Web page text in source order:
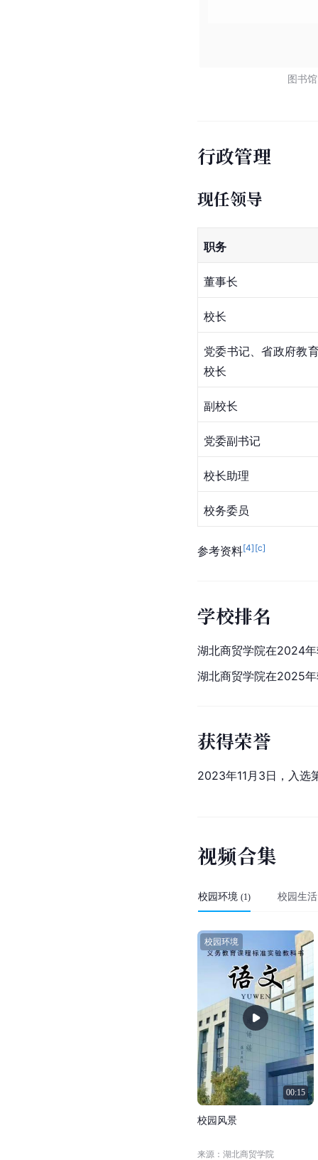
图书馆
行政管理
现任领导
职务
董事长
校长
党委书记、省政府教
校长
副校长
党委副书记
校长助理
校务委员
参考资料[4] [c]
学校排名
湖北商贸学院在2024
湖北商贸学院在2025
获得荣誉
2023年11月3日，入选
视频合集
校园环境 (1) 校园生活
00:15
校园环境
校 园 风景
来源：湖北商贸学院